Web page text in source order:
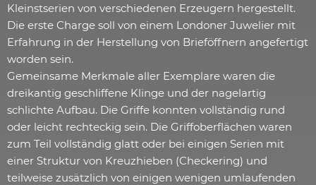
Kleinstserien von verschiedenen Erzeugern hergestellt.
Die erste Charge soll von einem Londoner Juwelier mit
Erfahrung in der Herstellung von Brieföffnern angefertigt
worden sein.
Gemeinsame Merkmale aller Exemplare waren die
dreikantig geschliffene Klinge und der nagelartig
schlichte Aufbau. Die Griffe konnten vollständig rund
oder leicht rechteckig sein. Die Griffoberflächen waren
zum Teil vollständig glatt oder bei einigen Serien mit
einer Struktur von Kreuzhieben (Checkering) und
teilweise zusätzlich von einigen wenigen umlaufenden